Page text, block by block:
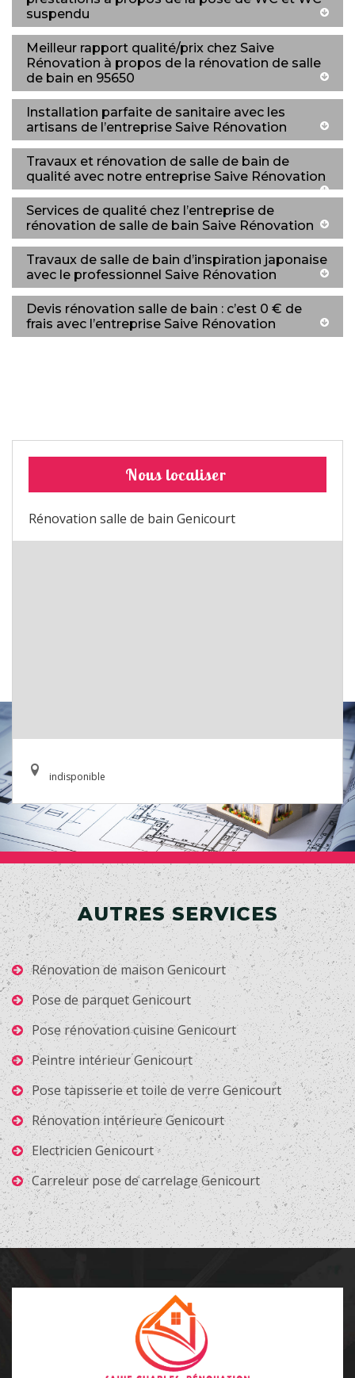
suspendu
Meilleur rapport qualité/prix chez Saive
Rénovation à propos de la rénovation de salle
de bain en 95650
Installation parfaite de sanitaire avec les
artisans de l’entreprise Saive Rénovation
Travaux et rénovation de salle de bain de
qualité avec notre entreprise Saive Rénovation
Services de qualité chez l’entreprise de
rénovation de salle de bain Saive Rénovation
Travaux de salle de bain d’inspiration japonaise
avec le professionnel Saive Rénovation
Devis rénovation salle de bain : c’est 0 € de
frais avec l’entreprise Saive Rénovation
Nous localiser
Rénovation salle de bain Genicourt
indisponible
AUTRES SERVICES
Rénovation de maison Genicourt
Pose de parquet Genicourt
Pose rénovation cuisine Genicourt
Peintre intérieur Genicourt
Pose tapisserie et toile de verre Genicourt
Rénovation intérieure Genicourt
Electricien Genicourt
Carreleur pose de carrelage Genicourt